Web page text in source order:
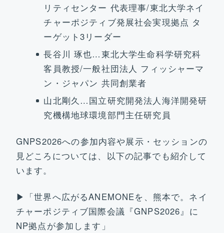
リティセンター 代表理事/東北大学ネイ
チャーポジティブ発展社会実現拠点 タ
ーゲット3リーダー
長谷川 琢也…東北大学生命科学研究科
客員教授/一般社団法人 フィッシャーマ
ン・ジャパン 共同創業者
山北剛久…国立研究開発法人海洋開発研
究機構地球環境部門主任研究員
GNPS2026への参加内容や展示・セッションの
見どころについては、以下の記事でも紹介して
います。
▶「世界へ広がるANEMONEを、熊本で。ネイ
チャーポジティブ国際会議『GNPS2026』に
NP拠点が参加します」